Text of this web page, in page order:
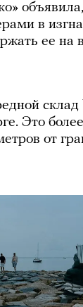
в
ее на
Это
от